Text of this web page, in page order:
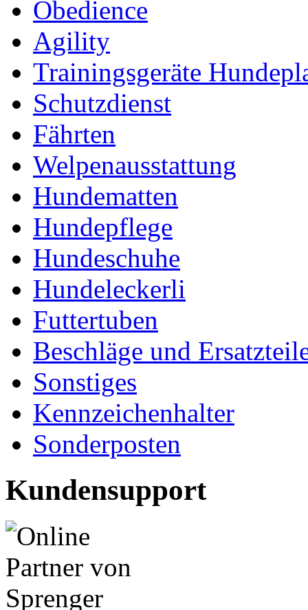
Obedience
Agility
Trainingsgeräte
Schutzdienst
Fährten
Welpenausstattung
Hundematten
Hundepflege
Hundeschuhe
Hundeleckerli
Futtertuben
Beschläge und
Sonstiges
Kennzeichenhalter
Sonderposten
Kundensupport